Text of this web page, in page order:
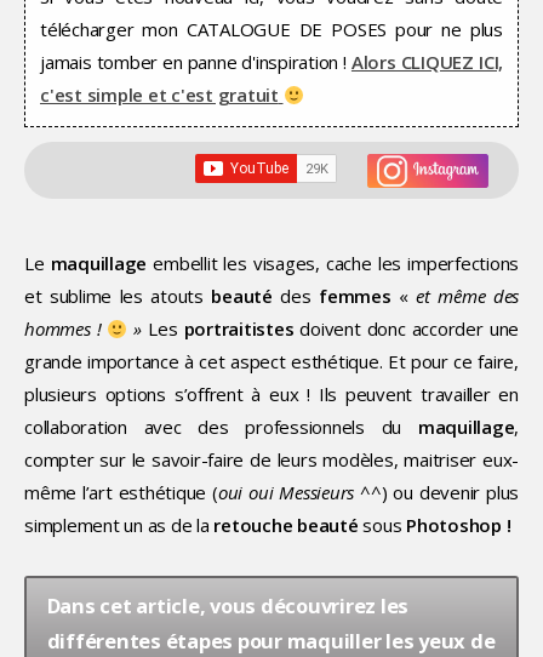
télécharger mon CATALOGUE DE POSES pour ne plus
jamais tomber en panne d'inspiration ! Alors CLIQUEZ ICI,
c'est simple et c'est gratuit
Le maquillage embellit les visages, cache les imperfections
et sublime les atouts beauté des femmes «et même des
hommes !
» Les portraitistes doivent donc accorder une
grande importance à cet aspect esthétique. Et pour ce faire,
plusieurs options s’offrent à eux ! Ils peuvent travailler en
collaboration avec des professionnels du maquillage,
compter sur le savoir-faire de leurs modèles, maitriser eux-
même l’art esthétique (oui oui Messieurs ^^) ou devenir plus
simplement un as de la retouche beauté sous Photoshop !
Dans cet article, vous découvrirez les
différentes étapes pour maquiller les yeux de